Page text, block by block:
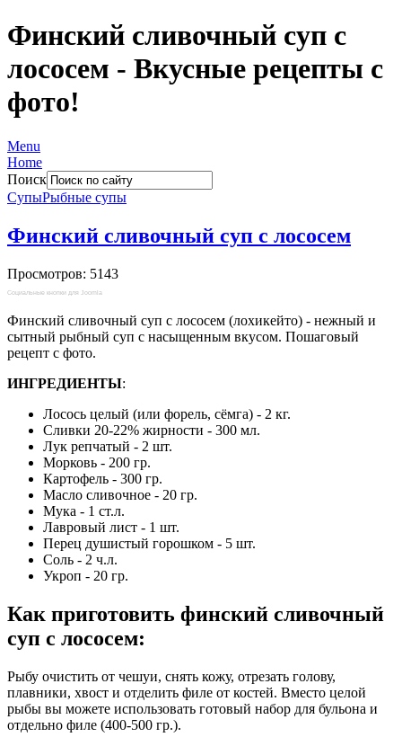
Финский сливочный суп с
лососем - Вкусные рецепты с
фото!
Menu
Home
Поиск
СупыРыбные супы
Финский сливочный суп с лососем
Просмотров: 5143
Социальные кнопки для Joomla
Финский сливочный суп с лососем (лохикейто) - нежный и
сытный рыбный суп с насыщенным вкусом. Пошаговый
рецепт с фото.
ИНГРЕДИЕНТЫ:
Лосось целый (или форель, сёмга) - 2 кг.
Сливки 20-22% жирности - 300 мл.
Лук репчатый - 2 шт.
Морковь - 200 гр.
Картофель - 300 гр.
Масло сливочное - 20 гр.
Мука - 1 ст.л.
Лавровый лист - 1 шт.
Перец душистый горошком - 5 шт.
Соль - 2 ч.л.
Укроп - 20 гр.
Как приготовить финский сливочный
суп с лососем:
Рыбу очистить от чешуи, снять кожу, отрезать голову,
плавники, хвост и отделить филе от костей. Вместо целой
рыбы вы можете использовать готовый набор для бульона и
отдельно филе (400-500 гр.).